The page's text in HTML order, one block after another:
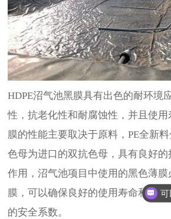
HDPE沼气池黑膜具有出色的耐环境
性，抗老化性和耐腐蚀性，并且使用
膜的性能主要取决于原料，PE全新料
色母为进口的双抗色母，具有良好
作用，沼气池项目中使用的黑色薄
膜，可以确保良好的使用寿命和产
的安全系数。